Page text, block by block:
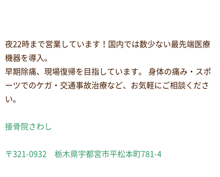
夜22時まで営業しています！国内では数少ない最先端医療
機器を導入。
早期除痛、現場復帰を目指しています。 身体の痛み・スポ
ーツでのケガ・交通事故治療など、お気軽にご相談くださ
い。
接骨院さわし
〒321-0932 栃木県宇都宮市平松本町781-4